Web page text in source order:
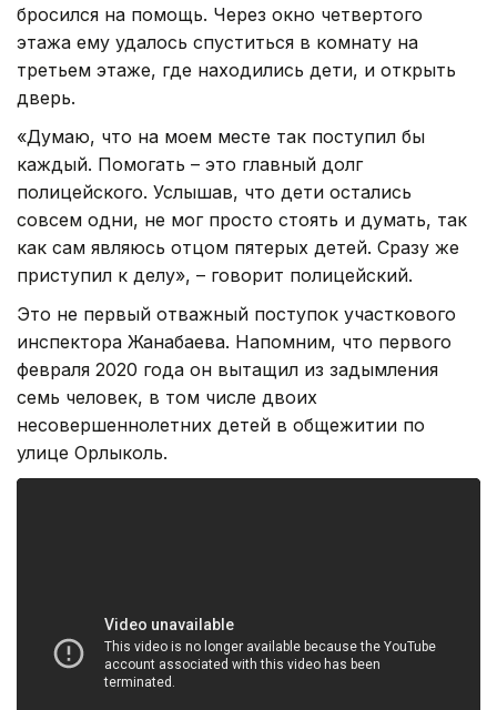
бросился на помощь. Через окно четвертого
этажа ему удалось спуститься в комнату на
третьем этаже, где находились дети, и открыть
дверь.
«Думаю, что на моем месте так поступил бы
каждый. Помогать – это главный долг
полицейского. Услышав, что дети остались
совсем одни, не мог просто стоять и думать, так
как сам являюсь отцом пятерых детей. Сразу же
приступил к делу», – говорит полицейский.
Это не первый отважный поступок участкового
инспектора Жанабаева. Напомним, что первого
февраля 2020 года он вытащил из задымления
семь человек, в том числе двоих
несовершеннолетних детей в общежитии по
улице Орлыколь.